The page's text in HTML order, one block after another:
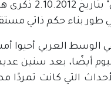
تناولت
طور بناء حكم ذاتي
أيضًا، بعد سنين
التي كانت